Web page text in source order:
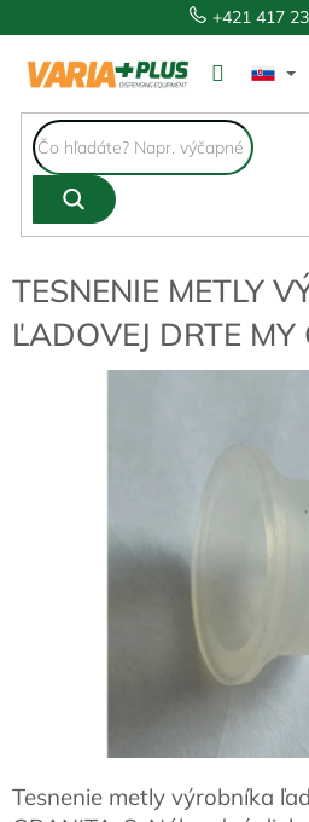
na
obsah
+421 417
TESNENIE METLY
ĽADOVEJ DRTE
Tesnenie metly výrobníka